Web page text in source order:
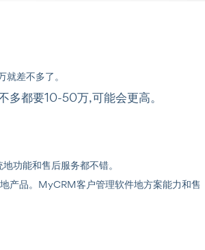
差不多了。
多都要10-50万,可能会更高。
功能和售后服务都不错。
产品。MyCRM客户管理软件地方案能力和售